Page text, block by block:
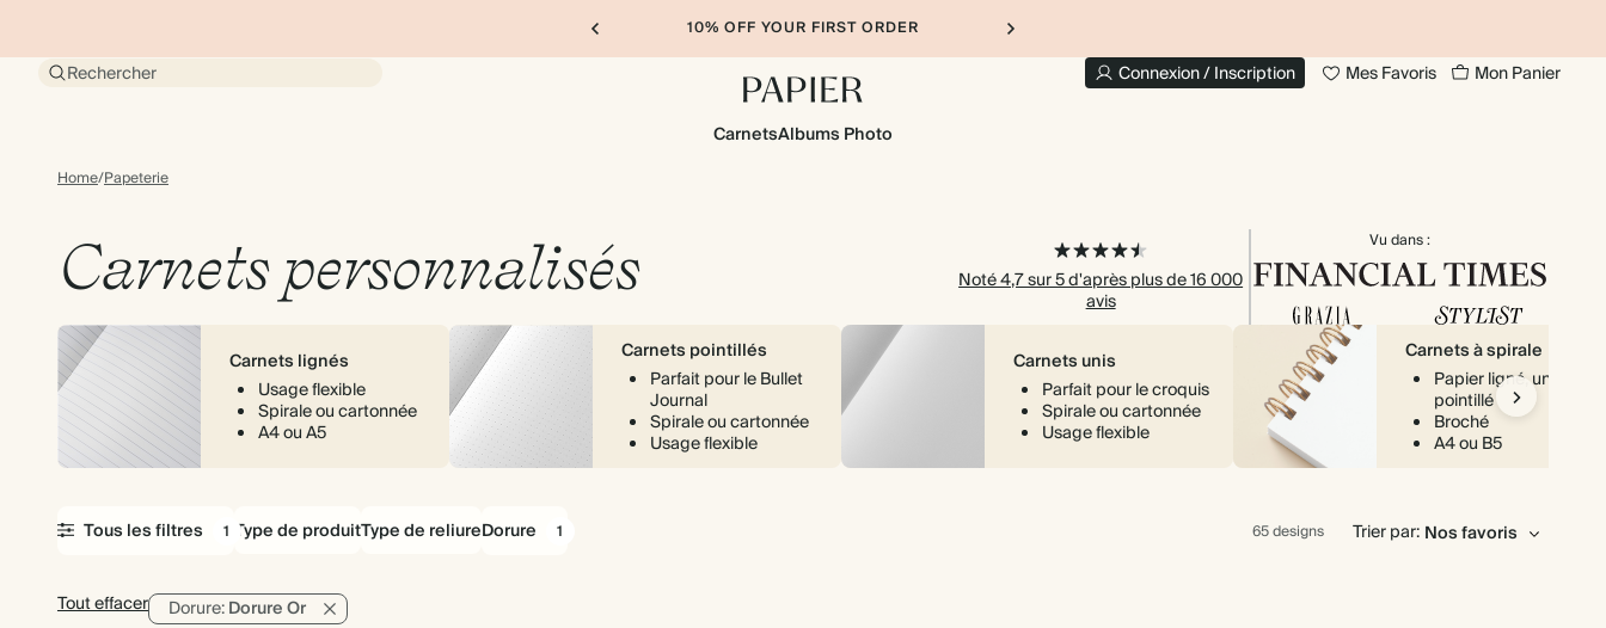
10% OFF YOUR FIRST ORDER
Rechercher Connexion / Inscription Mes Favoris Mon Panier
CarnetsAlbums Photo
Home/Papeterie
Carnets personnalisés Noté 4,7 sur 5 d'après plus de 16 000
avis
Vu dans :
Carnets lignés
Usage flexible
Spirale ou cartonnée
A4 ou A5
Carnets pointillés
Parfait pour le Bullet
Journal
Spirale ou cartonnée
Usage flexible
Carnets unis
Parfait pour le croquis
Spirale ou cartonnée
Usage flexible
Carnets à spirale
Papier ligné, uni ou
pointillé
Broché
A4 ou B5
Type de produitType de reliureDorure 1
Tous les filtres 1
Tout effacer Dorure:Dorure Or
65 designs Trier par: